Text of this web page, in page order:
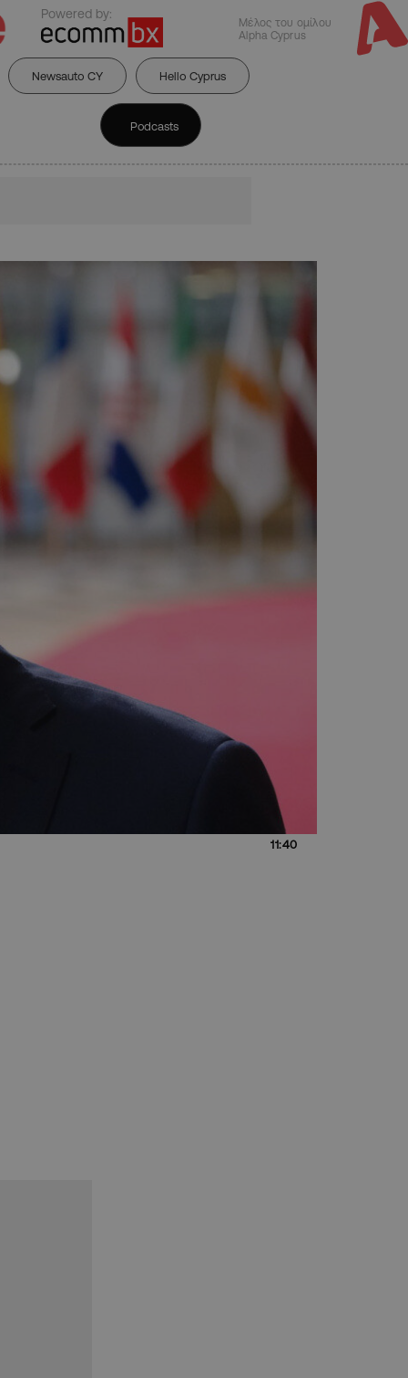
Powered by:
Μέλος του ομίλου
Alpha Cyprus
Newsauto CY Hello Cyprus
Podcasts
11:40